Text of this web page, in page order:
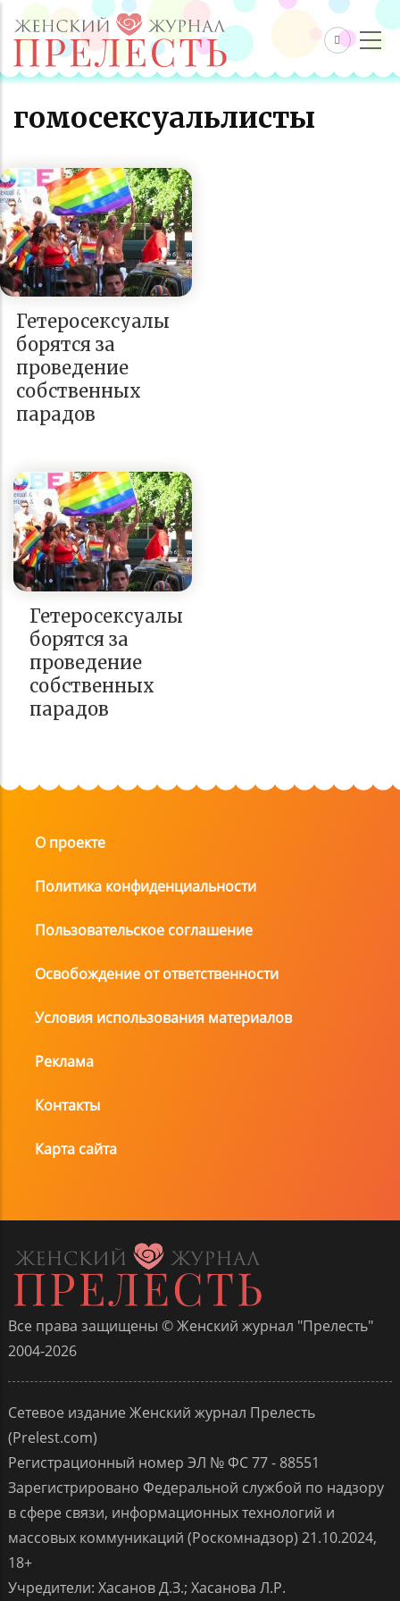
гомосексуальлисты
Гетеросексуалы
борятся за
проведение
собственных
парадов
Гетеросексуалы
борятся за
проведение
собственных
парадов
О проекте
Политика конфиденциальности
Пользовательское соглашение
Освобождение от ответственности
Условия использования материалов
Реклама
Контакты
Карта сайта
Все права защищены © Женский журнал "Прелесть"
2004-2026
Сетевое издание Женский журнал Прелесть
(Prelest.com)
Регистрационный номер ЭЛ № ФС 77 - 88551
Зарегистрировано Федеральной службой по надзору
в сфере связи, информационных технологий и
массовых коммуникаций (Роскомнадзор) 21.10.2024,
18+
Учредители: Хасанов Д.З.; Хасанова Л.Р.